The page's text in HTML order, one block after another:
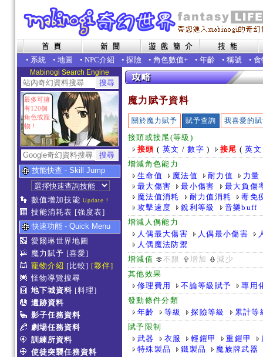
• 系統 • 地圖 • NPC介紹 • 探險 • 角色數值+ • 年齡 • 稱號 • 食
Mabinogi Search Engine
最多可擁
有120個
角色或寵
物！
技能快查 - Skill Jump
數值增加技能 Update !
技能消耗表 [強度表]
快速功能 - Quick Menu
愛爾琳世界地圖
魔力賦予 [喜愛]
寵物介紹 [比較] [夥伴]
怪物導覽搜尋
地下城資料 [料理]
遺跡資料
影子任務資料
劇場任務資料
訓練所資料
使徒突襲任務資料
魔力賦予資料
關於魔力賦予 賦予查詢 我喜愛的
接頭或接尾(等級)
接頭 ( 英文 /數字 ) 接尾 (英文
增減角色能力
生命值
魔法值 耐力值
力量
最大傷害
最小傷害
最大負傷
魔法值消耗
耐力值消耗
毒免
攻擊速度
銳利等級
音樂buff
增減人偶能力
人偶最大傷害
人偶最小傷害
人偶魔法防禦
增減值
不限 增加
減少
其他效果
修理費用
不論等級賦予
專用
發動條件分類
年齡
等級 探險等級
累計等
賦予限制
武器
衣服 輕鎧甲 重鎧甲
特殊製品
鐵製品
魔族牌武器